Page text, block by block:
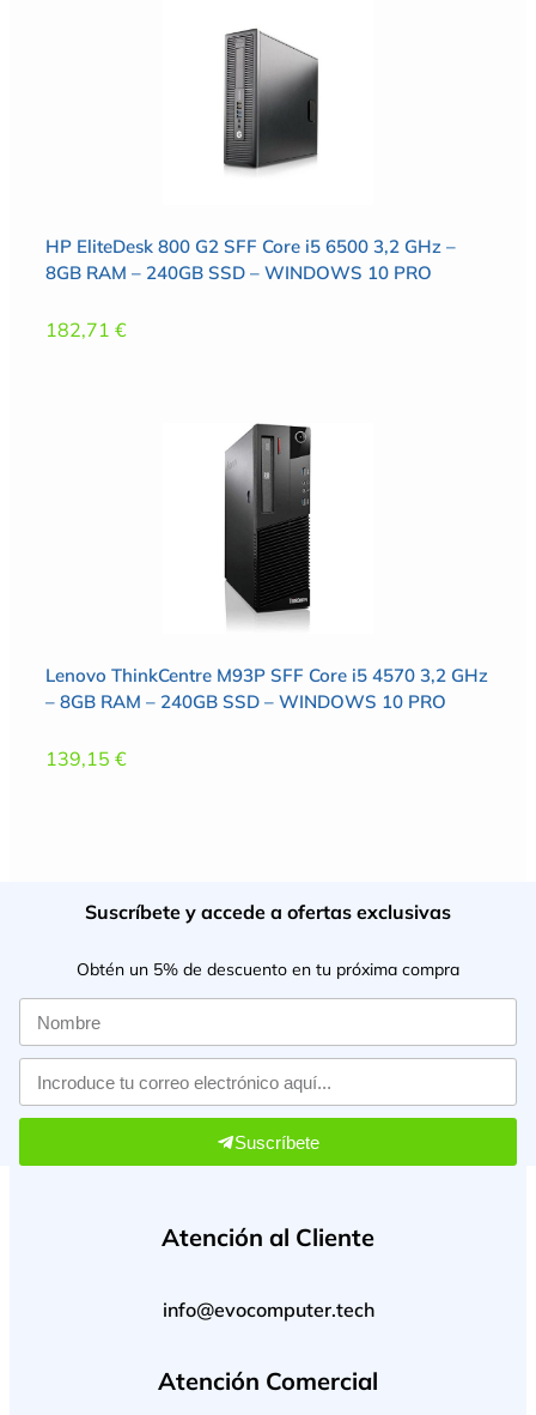
HP EliteDesk 800 G2 SFF Core i5 6500 3,2 GHz –
8GB RAM – 240GB SSD – WINDOWS 10 PRO
182,71 €
Lenovo ThinkCentre M93P SFF Core i5 4570 3,2 GHz
– 8GB RAM – 240GB SSD – WINDOWS 10 PRO
139,15 €
Suscríbete y accede a ofertas exclusivas
Obtén un 5% de descuento en tu próxima compra
Suscríbete
Atención al Cliente
info@evocomputer.tech
Atención Comercial